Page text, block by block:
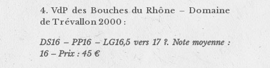
4. VdP des Bouches du Rhône – Domaine
de Trévallon 2000 :
DS16 – PP16 – LG16,5 vers 17 ?. Note moyenne :
16 – Prix : 45 €